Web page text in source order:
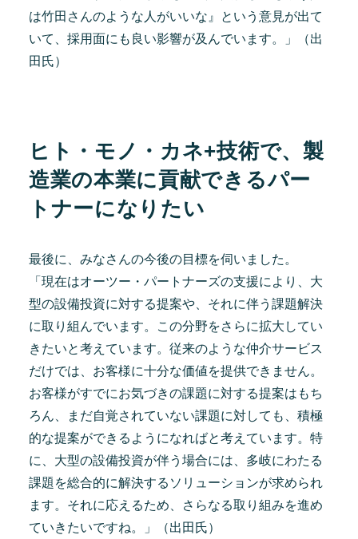
は竹田さんのような人がいいな』という意見が出て
いて、採用面にも良い影響が及んでいます。」（出
田氏）
ヒト・モノ・カネ+技術で、製
造業の本業に貢献できるパー
トナーになりた い
最後に、みなさんの今後の目標を伺いました。
「現在はオーツー・パートナーズの支援により、大
型の設備投資に対する提案や、それに伴う課題解決
に取り組んでいます。この分野をさらに拡大してい
きたいと考えています。従来のような仲介サービス
だけでは、お客様に十分な価値を提供できません。
お客様がすでにお気づきの課題に対する提案はもち
ろん、まだ自覚されていない課題に対しても、積極
的な提案ができるようになればと考えています。特
に、大型の設備投資が伴う場合には、多岐にわたる
課題を総合的に解決するソリューションが求められ
ます。それに応えるため、さらなる取り組みを進め
ていきたいですね。」（出田氏）